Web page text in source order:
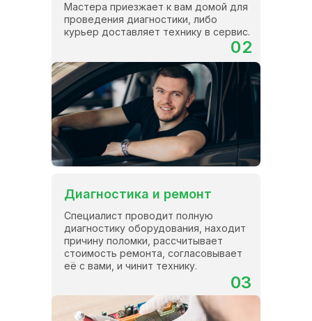
Мастера приезжает к вам домой для
проведения диагностики, либо
курьер доставляет технику в сервис.
02
Специалист проводит полную
диагностику оборудования, находит
причину поломки, рассчитывает
стоимость ремонта, согласовывает
её с вами, и чинит технику.
Диагностика и ремонт
03